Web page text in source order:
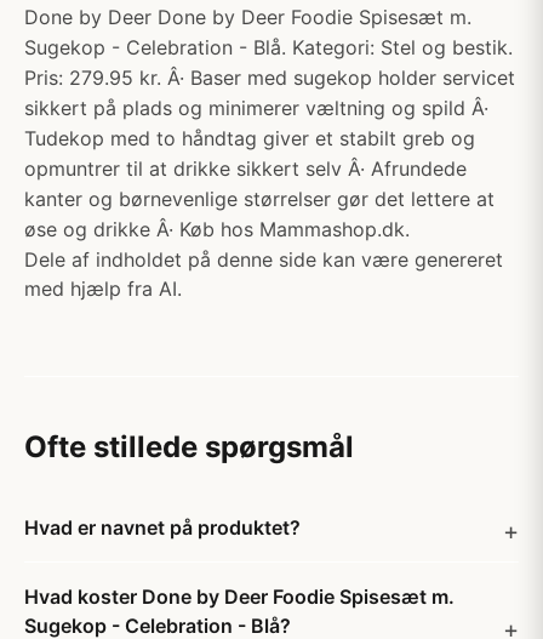
Done by Deer Done by Deer Foodie Spisesæt m.
Sugekop - Celebration - Blå. Kategori: Stel og bestik.
Pris: 279.95 kr. Â· Baser med sugekop holder servicet
sikkert på plads og minimerer væltning og spild Â·
Tudekop med to håndtag giver et stabilt greb og
opmuntrer til at drikke sikkert selv Â· Afrundede
kanter og børnevenlige størrelser gør det lettere at
øse og drikke Â· Køb hos Mammashop.dk.
Dele af indholdet på denne side kan være genereret
med hjælp fra AI.
Ofte stillede spørgsmål
Hvad er navnet på produktet?
Hvad koster Done by Deer Foodie Spisesæt m.
Sugekop - Celebration - Blå?